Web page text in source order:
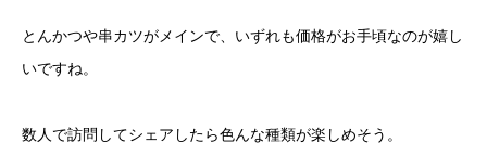
とんかつや串カツがメインで、いずれも価格がお手頃なのが嬉し
いですね。
数人で訪問してシェアしたら色んな種類が楽しめそう。